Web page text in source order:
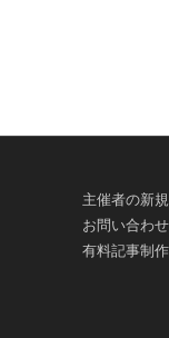
主催者の新
お問い合わせ
有料記事制作